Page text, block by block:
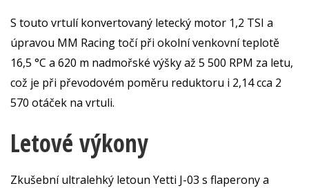
S touto vrtulí konvertovaný letecký motor 1,2 TSI a
úpravou MM Racing točí při okolní venkovní teplotě
16,5 °C a 620 m nadmořské výšky až 5 500 RPM za letu,
což je při převodovém poměru reduktoru i 2,14 cca 2
570 otáček na vrtuli.
Letové výkony
Zkušební ultralehký letoun Yetti J-03 s flaperony a